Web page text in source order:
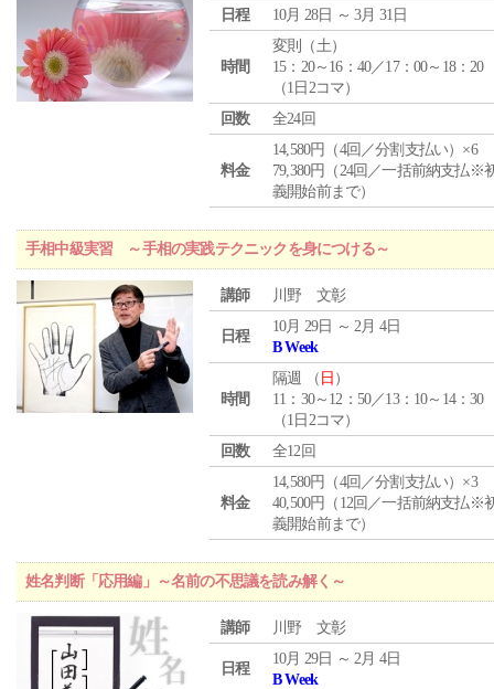
日程
10月 28日 ～ 3月 31日
時間
変則（土）
15：20～16：40／17：00～18：20
（1日2コマ）
回数
全24回
料金
14,580円（4回／分割支払い）×6
79,380円（24回／一括前納支払※
義開始前まで）
手相中級実習 ～手相の実践テクニックを身につける～
講師 川野 文彰
日程
10月 29日 ～ 2月 4日
B Week
時間
隔週 （ 日 ）
11：30～12：50／13：10～14：30
（1日2コマ）
回数
全12回
料金
14,580円（4回／分割支払い）×3
40,500円（12回／一括前納支払※
義開始前まで）
姓名判断「応用編」～名前の不思議を読み解く～
講師 川野 文彰
日程
10月 29日 ～ 2月 4日
B Week